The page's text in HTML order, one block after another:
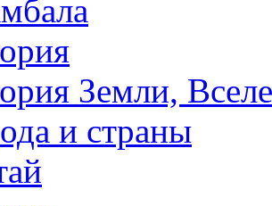
Земли,
и страны